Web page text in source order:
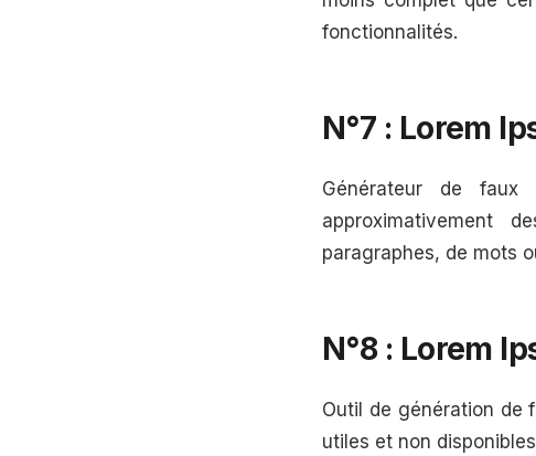
fonctionnalités.
N°7 : Lorem
Générateur de
approximativement
paragraphes, de mots
N°8 : Lorem
Outil de génération de
utiles et non